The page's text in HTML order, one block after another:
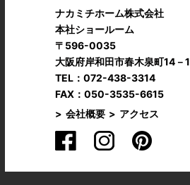
ナカミチホーム株式会社
本社ショールーム
〒596-0035
大阪府岸和田市春木泉町14－1
TEL：072-438-3314
FAX：050-3535-6615
会社概要
アクセス